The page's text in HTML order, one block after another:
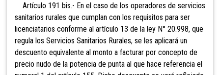
Artículo 191 bis.- En el caso de los operadores de servicios
sanitarios rurales que cumplan con los requisitos para ser
licenciatarios conforme al artículo 13 de la ley N° 20.998, que
regula los Servicios Sanitarios Rurales, se les aplicará un
descuento equivalente al monto a facturar por concepto de
precio nudo de la potencia de punta al que hace referencia el